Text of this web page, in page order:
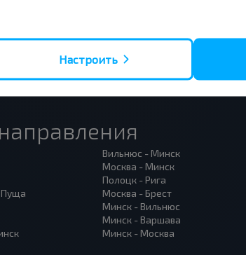
Пуща
Вильнюс - Минск
Москва - Минск
Полоцк - Рига
Москва - Брест
Минск - Вильнюс
Минск - Варшава
Минск - Москва
Настроить